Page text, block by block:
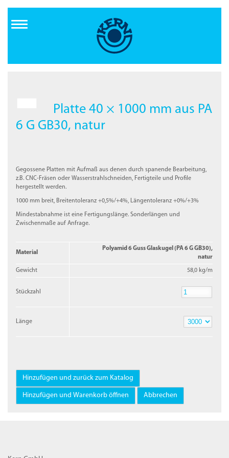
Inhalt
Platte 40 × 1000 mm aus PA
6 G GB30, natur
Gegossene Platten mit Aufmaß aus denen durch spanende Bearbeitung,
z.B. CNC-Fräsen oder Wasserstrahlschneiden, Fertigteile und Profile
hergestellt werden.
1000 mm breit, Breitentoleranz +0,5%/+4%, Längentoleranz +0%/+3%
Mindestabnahme ist eine Fertigungslänge. Sonderlängen und
Zwischenmaße auf Anfrage.
Material
Polyamid 6 Guss Glaskugel (PA 6 G GB30),
natur
Gewicht 58,0 kg/m
Stückzahl
Länge